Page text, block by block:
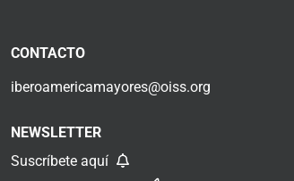
CONTACTO
iberoamericamayores@oiss.org
NEWSLETTER
Suscríbete aquí